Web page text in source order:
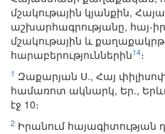
մշակութային կյանքին,
աշխարհագրությանը,
մշակութային և
հարաբերություններին14։
1 Զաքարյան Ս., Հայ
համառոտ ակնարկ, Եր.,
էջ 10։
2 Իրանում